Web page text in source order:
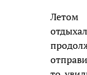
Летом